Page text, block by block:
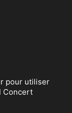
pour utiliser
Concert